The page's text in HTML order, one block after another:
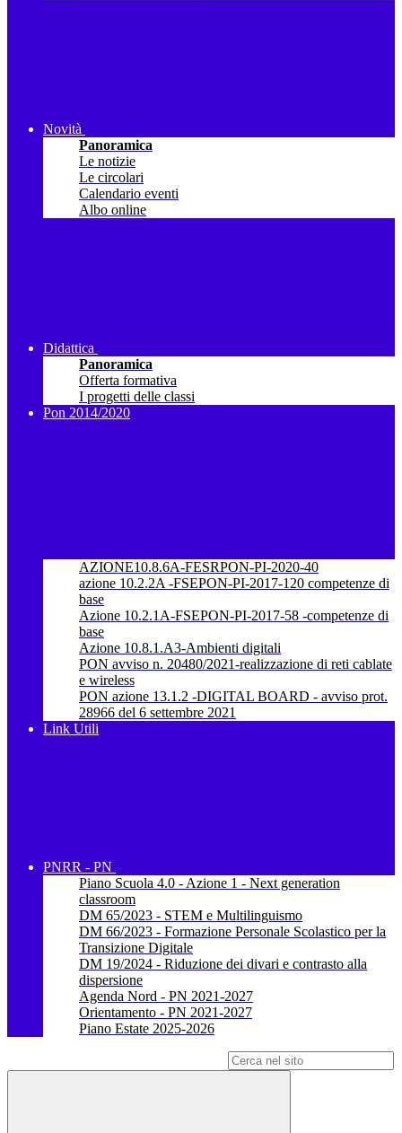
Novità
Panoramica
Le notizie
Le circolari
Calendario eventi
Albo online
Didattica
Panoramica
Offerta formativa
I progetti delle classi
Pon 2014/2020
AZIONE10.8.6A-FESRPON-PI-2020-40
azione 10.2.2A -FSEPON-PI-2017-120 competenze di
base
Azione 10.2.1A-FSEPON-PI-2017-58 -competenze di
base
Azione 10.8.1.A3-Ambienti digitali
PON avviso n. 20480/2021-realizzazione di reti cablate
e wireless
PON azione 13.1.2 -DIGITAL BOARD - avviso prot.
28966 del 6 settembre 2021
Link Utili
PNRR - PN
Piano Scuola 4.0 - Azione 1 - Next generation
classroom
DM 65/2023 - STEM e Multilinguismo
DM 66/2023 - Formazione Personale Scolastico per la
Transizione Digitale
DM 19/2024 - Riduzione dei divari e contrasto alla
dispersione
Agenda Nord - PN 2021-2027
Orientamento - PN 2021-2027
Piano Estate 2025-2026